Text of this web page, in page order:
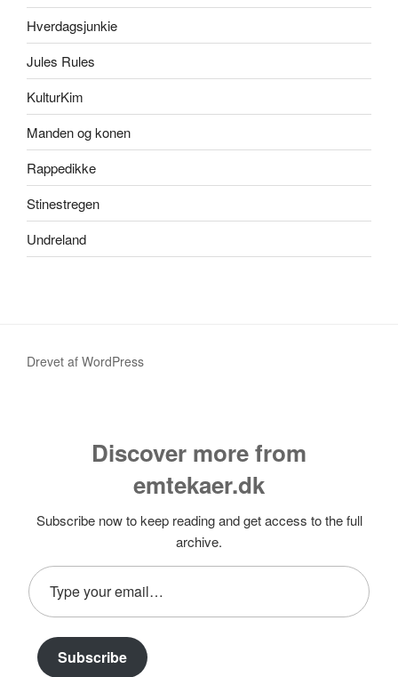
Hverdagsjunkie
Jules Rules
KulturKim
Manden og konen
Rappedikke
Stinestregen
Undreland
Drevet af WordPress
Discover more from
emtekaer.dk
Subscribe now to keep reading and get access to the full
archive.
Type
your
email…
Subscribe